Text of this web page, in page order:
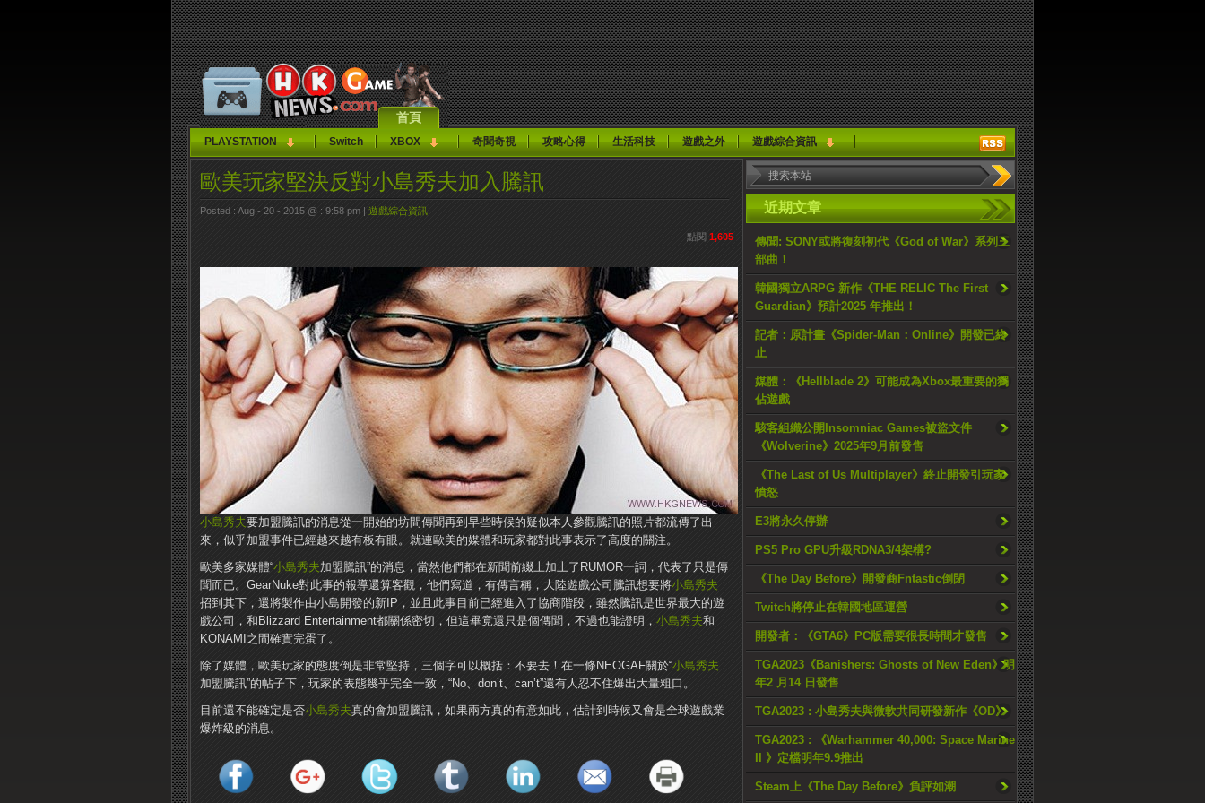
首頁
PLAYSTATION Switch XBOX 奇聞奇視 攻略心得 生活科技 遊戲之外 遊戲綜合資訊
近期文章
傳聞: SONY或將復刻初代《God of War》系列三
部曲！
韓國獨立ARPG 新作《THE RELIC The First
Guardian》預計2025 年推出！
記者：原計畫《Spider-Man：Online》開發已終
止
媒體：《Hellblade 2》可能成為Xbox最重要的獨
佔遊戲
駭客組織公開Insomniac Games被盜文件
《Wolverine》2025年9月前發售
《The Last of Us Multiplayer》終止開發引玩家
憤怒
E3將永久停辦
PS5 Pro GPU升級RDNA3/4架構?
《The Day Before》開發商Fntastic倒閉
Twitch將停止在韓國地區運營
開發者：《GTA6》PC版需要很長時間才發售
TGA2023《Banishers: Ghosts of New Eden》明
年2 月14 日發售
TGA2023 : 小島秀夫與微軟共同研發新作《OD》
TGA2023 : 《Warhammer 40,000: Space Marine
II 》定檔明年9.9推出
Steam上《The Day Before》負評如潮
歐美玩家堅決反對小島秀夫加入騰訊
Posted : Aug - 20 - 2015 @ : 9:58 pm | 遊戲綜合資訊
點閱 1,605
小島秀夫要加盟騰訊的消息從一開始的坊間傳聞再到早些時候的疑似本人參觀騰訊的照片都流傳了出
來，似乎加盟事件已經越來越有板有眼。就連歐美的媒體和玩家都對此事表示了高度的關注。
歐美多家媒體“小島秀夫加盟騰訊”的消息，當然他們都在新聞前綴上加上了RUMOR一詞，代表了只是傳
聞而已。GearNuke對此事的報導還算客觀，他們寫道，有傳言稱，大陸遊戲公司騰訊想要將小島秀夫
招到其下，還將製作由小島開發的新IP，並且此事目前已經進入了協商階段，雖然騰訊是世界最大的遊
戲公司，和Blizzard Entertainment都關係密切，但這畢竟還只是個傳聞，不過也能證明， 小島秀夫和
KONAMI之間確實完蛋了。
除了媒體，歐美玩家的態度倒是非常堅持，三個字可以概括：不要去！在一條NEOGAF關於“小島秀夫
加盟騰訊”的帖子下，玩家的表態幾乎完全一致，“No、don’t、can’t”還有人忍不住爆出大量粗口。
目前還不能確定是否小島秀夫真的會加盟騰訊，如果兩方真的有意如此，估計到時候又會是全球遊戲業
爆炸級的消息。